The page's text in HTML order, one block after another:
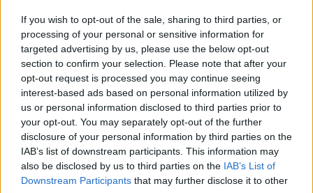
If you wish to opt-out of the sale, sharing to third parties, or
processing of your personal or sensitive information for
targeted advertising by us, please use the below opt-out
section to confirm your selection. Please note that after your
opt-out request is processed you may continue seeing
interest-based ads based on personal information utilized by
us or personal information disclosed to third parties prior to
your opt-out. You may separately opt-out of the further
disclosure of your personal information by third parties on the
IAB’s list of downstream participants. This information may
also be disclosed by us to third parties on the IAB’s List of
Downstream Participants that may further disclose it to other
Medic din Milano despre infectații cu
coronavirus: „Mor lucizi, implorându-te să-
şi...
Alin Miron Stănescu marți, 17 martie 2020
1 2 3